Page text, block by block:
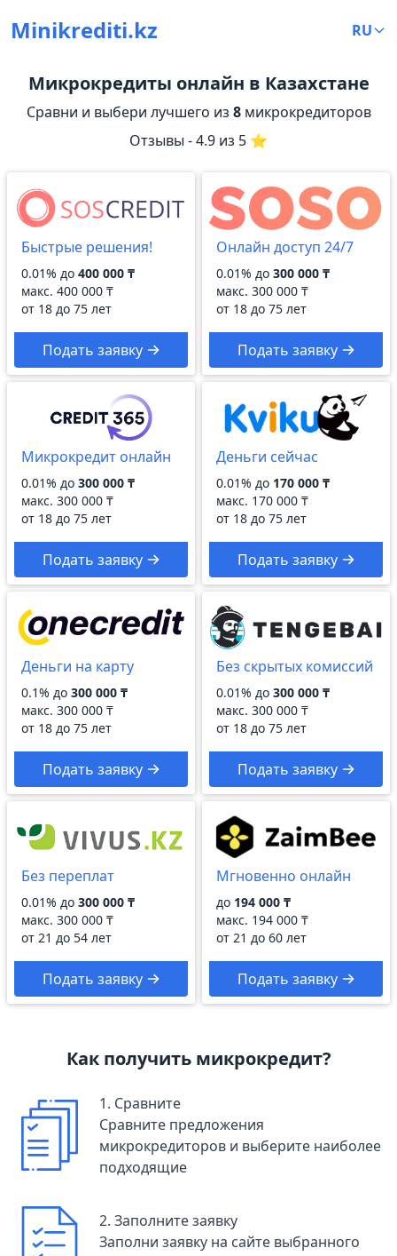
Minikrediti.kz RU
Микрокредиты онлайн в Казахстане
Сравни и выбери лучшего из 8микрокредиторов
Отзывы - 4.9 из 5 ⭐
Быстрые решения!
0.01% до 400 000 ₸
макс. 400 000 ₸
от 18 до 75 лет
Подать заявку
Онлайн доступ 24/7
0.01% до 300 000 ₸
макс. 300 000 ₸
от 18 до 75 лет
Подать заявку
Микрокредит онлайн
0.01% до 300 000 ₸
макс. 300 000 ₸
от 18 до 75 лет
Подать заявку
Деньги сейчас
0.01% до 170 000 ₸
макс. 170 000 ₸
от 18 до 75 лет
Подать заявку
Деньги на карту
0.1% до 300 000 ₸
макс. 300 000 ₸
от 18 до 75 лет
Подать заявку
Без скрытых комиссий
0.01% до 300 000 ₸
макс. 300 000 ₸
от 18 до 75 лет
Подать заявку
Без переплат
0.01% до 300 000 ₸
макс. 300 000 ₸
от 21 до 54 лет
Подать заявку
Мгновенно онлайн
до 194 000 ₸
макс. 194 000 ₸
от 21 до 60 лет
Подать заявку
Как получить микрокредит?
1. Сравните
Сравните предложения
микрокредиторов и выберите наиболее
подходящие
2. Заполните заявку
Заполни заявку на сайте выбранного